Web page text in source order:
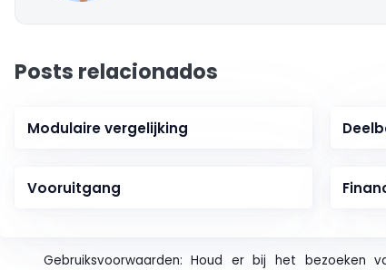
Posts relacionados
Modulaire vergelijking
Vooruitgang
Gebruiksvoorwaarden: Houd er bij het